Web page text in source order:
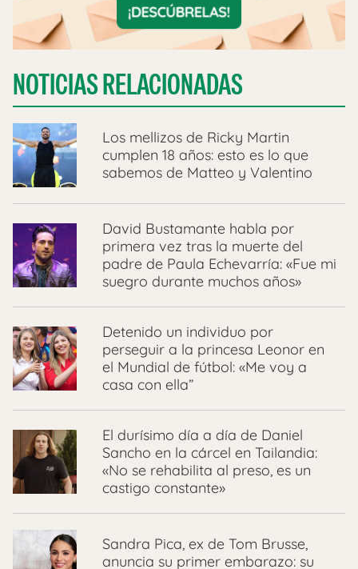
NOTICIAS RELACIONADAS
Los mellizos de Ricky Martin
cumplen 18 años: esto es lo que
sabemos de Matteo y Valentino
David Bustamante habla por
primera vez tras la muerte del
padre de Paula Echevarría: «Fue mi
suegro durante muchos años»
Detenido un individuo por
perseguir a la princesa Leonor en
el Mundial de fútbol: «Me voy a
casa con ella”
El durísimo día a día de Daniel
Sancho en la cárcel en Tailandia:
«No se rehabilita al preso, es un
castigo constante»
Sandra Pica, ex de Tom Brusse,
anuncia su primer embarazo: su